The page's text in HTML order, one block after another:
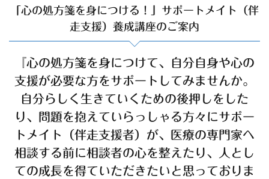
「心の処方箋を身につける！」サポートメイト（伴
走支援）養成講座のご案内
『心の処方箋を身につけて、自分自身や心の
支援が必要な方をサポートしてみませんか。
自分らしく生きていくための後押しをした
り、問題を抱えていらっしゃる方々にサポー
トメイト（伴走支援者）が、医療の専門家へ
相談する前に相談者の心を整えたり、人とし
ての成長を得ていただきたいと思っておりま